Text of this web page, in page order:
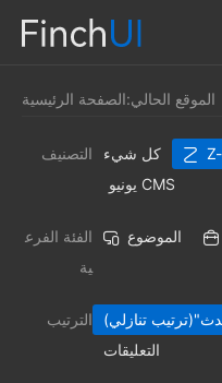
الموقع الحالي:الصفحة الرئيسية
التصنيف كل شيء
يونيو CMS
الفئة الفرع
ية
الموضوع
الترتيب
التعليقات